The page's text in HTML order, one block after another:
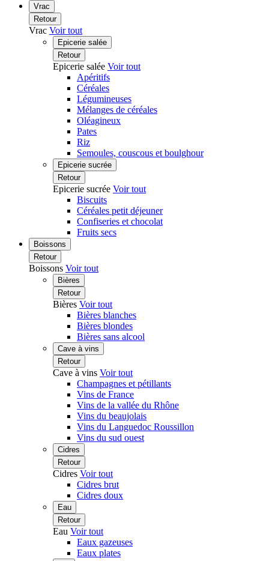
Vrac
Retour
Vrac Voir tout
Epicerie salée
Retour
Epicerie salée Voir tout
Apéritifs
Céréales
Légumineuses
Mélanges de céréales
Oléagineux
Pates
Riz
Semoules, couscous et boulghour
Epicerie sucrée
Retour
Epicerie sucrée Voir tout
Biscuits
Céréales petit déjeuner
Confiseries et chocolat
Fruits secs
Boissons
Retour
Boissons Voir tout
Bières
Retour
Bières Voir tout
Bières blanches
Bières blondes
Bières sans alcool
Cave à vins
Retour
Cave à vins Voir tout
Champagnes et pétillants
Vins de France
Vins de la vallée du Rhône
Vins du beaujolais
Vins du Languedoc Roussillon
Vins du sud ouest
Cidres
Retour
Cidres Voir tout
Cidres brut
Cidres doux
Eau
Retour
Eau Voir tout
Eaux gazeuses
Eaux plates